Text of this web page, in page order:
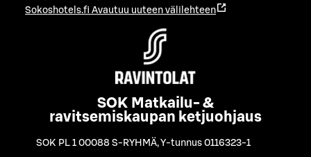
Sokoshotels.fi Avautuu uuteen välilehteen
SOK Matkailu- &
ravitsemiskaupan ketjuohjaus
SOK PL 1 00088 S-RYHMÄ,Y-tunnus 0116323-1